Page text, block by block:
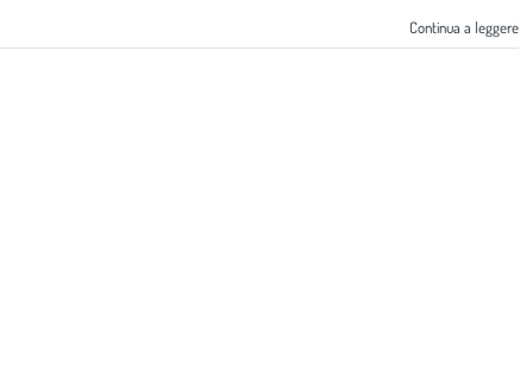
Continua a leggere